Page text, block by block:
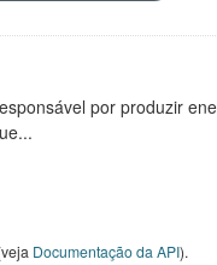
por produzir
Documentação da API).